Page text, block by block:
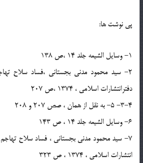
پی نوشت ها:
1- وسايل الشيعه جلد 14 ،ص 138
2- سيد محمود مدني بجستاني ،فساد سلاح
دفترانتشارات اسلامي ، 1374 ،ص 207
3-4- 5- به نقل از همان ، صص 207 و 208
6- وسايل الشيعه جلد 14 ، ص 143
7- سيد محمود مدني بجستاني ، فساد سلاح
انتشارات اسلامي ، 1374 ، ص 323